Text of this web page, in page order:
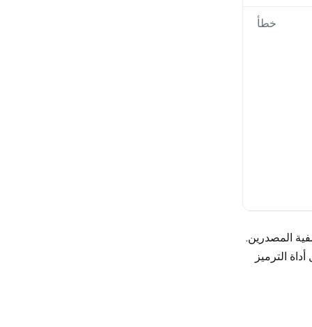
خطأ
المصدرين.
الترميز